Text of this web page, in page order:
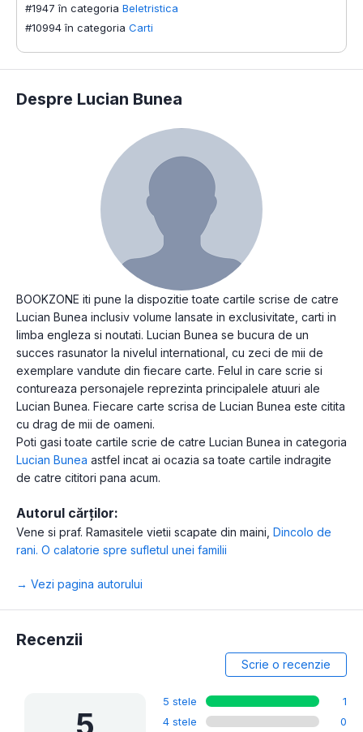
#1947 în categoria Beletristica
#10994 în categoria Carti
Despre Lucian Bunea
BOOKZONE iti pune la dispozitie toate cartile scrise de catre
Lucian Bunea inclusiv volume lansate in exclusivitate, carti in
limba engleza si noutati. Lucian Bunea se bucura de un
succes rasunator la nivelul international, cu zeci de mii de
exemplare vandute din fiecare carte. Felul in care scrie si
contureaza personajele reprezinta principalele atuuri ale
Lucian Bunea. Fiecare carte scrisa de Lucian Bunea este citita
cu drag de mii de oameni.
Poti gasi toate cartile scrie de catre Lucian Bunea in categoria
Lucian Bunea astfel incat ai ocazia sa toate cartile indragite
de catre cititori pana acum.
Autorul cărților:
Vene si praf. Ramasitele vietii scapate din maini Dincolo de
rani. O calatorie spre sufletul unei familii
→ Vezi pagina autorului
Recenzii
Scrie o recenzie
5
5 stele
1
4 stele
0